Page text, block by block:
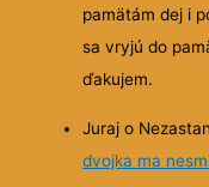
pamätám dej i
sa vryjú do
ďakujem.
Juraj o
dvojka ma